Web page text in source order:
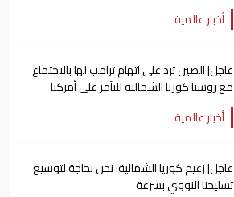
أخبار عالمية
عاجل| الصين ترد على اتهام ترامب لها بالاجتماع
مع روسيا كوريا الشمالية للتآمر على أمركيا
أخبار عالمية
عاجل| زعيم كوريا الشمالية: نحن بحاجة لتوسيع
تسليحنا النووي بسرعة